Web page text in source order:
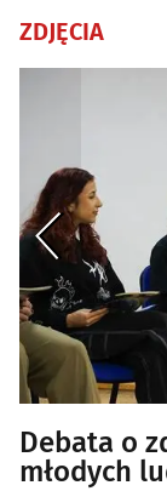
ZDJĘCIA
Debata o
młodych